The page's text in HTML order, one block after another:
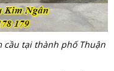
cầu tại thành phố Thuận